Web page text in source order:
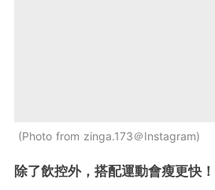
Photo from zinga.173＠Instagram
除了飲控外，搭配運動會瘦更快！